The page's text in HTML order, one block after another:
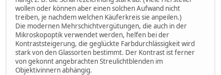
wollen oder können aber einen solchen Aufwand nicht
treiben, je nachdem welchen Käuferkreis sie anpeilen.)
Die modernen Mehrschichtvergütungen, die auch in der
Mikroskopoptik verwendet werden, helfen bei der
Kontraststeigerung, die geglückte Farbdurchlässigkeit wird
stark von den Glassorten bestimmt. Der Kontrast ist ferner
von gekonnt angebrachten Streulichtblenden im
Objektivinnern abhängig.